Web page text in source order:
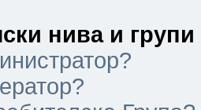
нива и групи